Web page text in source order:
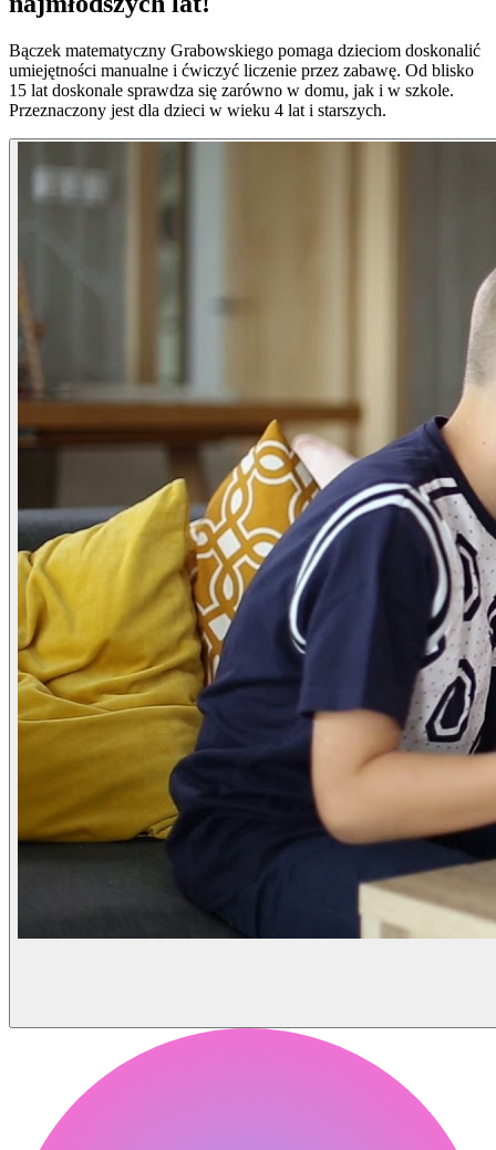
Bączek matematyczny Grabowskiego pomaga dzieciom doskonalić
umiejętności manualne i ćwiczyć liczenie przez zabawę. Od blisko
15 lat doskonale sprawdza się zarówno w domu, jak i w szkole.
Przeznaczony jest dla dzieci w wieku 4 lat i starszych.